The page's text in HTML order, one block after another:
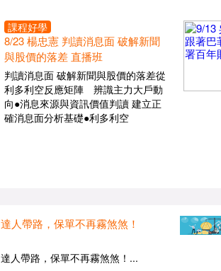
課程好學
8/23 楊忠憲 判讀消息面 破解新聞
與股價的落差 直播班
判讀消息面 破解新聞與股價的落差從
利多利空反應矩陣 辨識主力大戶動
向●消息來源與資訊價值判讀 建立正
確消息面分析基礎●利多利空
達人帶路，保單不再霧煞煞！
達人帶路，保單不再霧煞煞！...